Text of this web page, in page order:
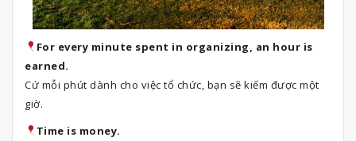
For every minute spent in organizing, an hour is
earned.
Cứ mỗi phút dành cho việc tổ chức, bạn sẽ kiếm được một
giờ.
Time is money.